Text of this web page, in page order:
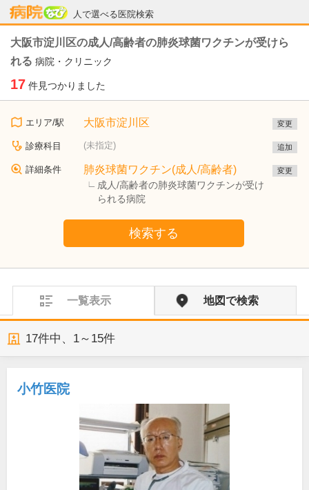
人で選べる医院検索
病院なび
大阪市淀川区の成人/高齢者の肺炎球菌ワクチンが受けら
れる 病院・クリニック
17 件見つかりました
エリア/駅 大阪市淀川区 変更
診療科目 (未指定) 追加
詳細条件 肺炎球菌ワクチン(成人/高齢者)
成人/高齢者の肺炎球菌ワクチンが受け
られる病院
変更
検索する
一覧表示 地図で検索
17件中、 1～15件
小竹医院